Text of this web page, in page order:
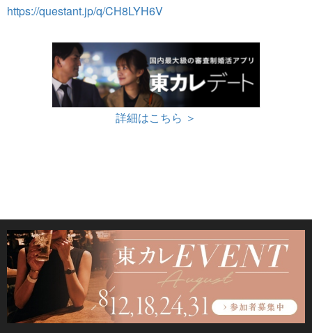
https://questant.jp/q/CH8LYH6V
詳細はこちら ＞